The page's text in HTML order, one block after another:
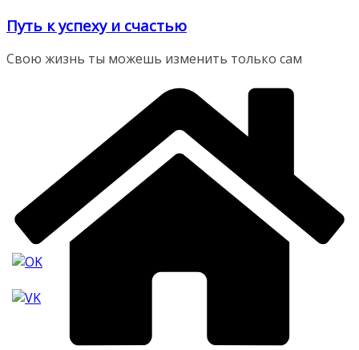
Перейти
содержимому
Путь к успеху и счастью
Свою жизнь ты можешь изменить только сам